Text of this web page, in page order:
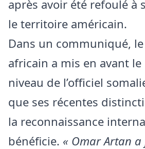
après avoir été refoulé à
le territoire américain.
Dans un communiqué,
africain a mis en avant
niveau de l’officiel
que ses récentes
la reconnaissance
bénéficie. « Omar Artan